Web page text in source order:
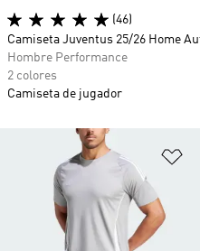
(46)
Camiseta Juventus 25/26 Home
Hombre Performance
2 colores
Camiseta de jugador